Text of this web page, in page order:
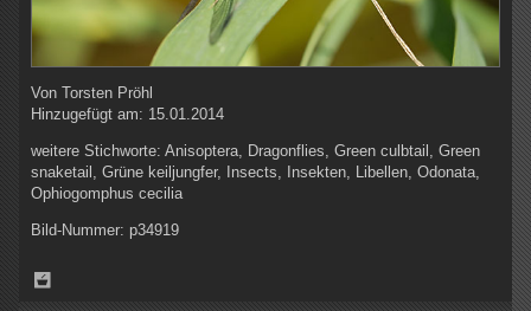
Von Torsten Pröhl
Hinzugefügt am: 15.01.2014
weitere Stichworte: Anisoptera, Dragonflies, Green culbtail, Green
snaketail, Grüne keiljungfer, Insects, Insekten, Libellen, Odonata,
Ophiogomphus cecilia
Bild-Nummer: p34919